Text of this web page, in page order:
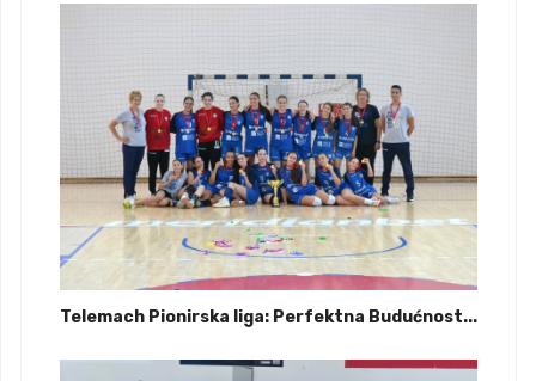
Telemach Pionirska liga: Perfektna Budućnost...